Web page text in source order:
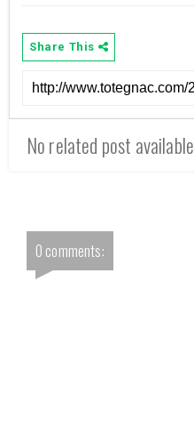
Share This
No related post available
0 comments: